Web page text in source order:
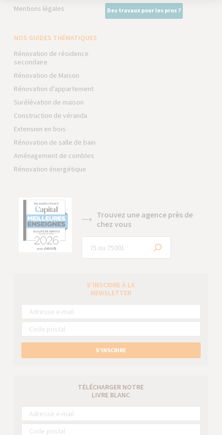
Mentions légales
Des travaux pour les pros ?
NOS GUIDES THÉMATIQUES
Rénovation de résidence
secondaire
Rénovation de Maison
Rénovation d'appartement
Surélévation de maison
Construction de véranda
Extension en bois
Rénovation de salle de bain
Aménagement de combles
Rénovation énergétique
Trouvez une agence près de
chez vous
S’INSCRIRE À LA
NEWSLETTER
S’INSCRIRE
TÉLÉCHARGER NOTRE
LIVRE BLANC